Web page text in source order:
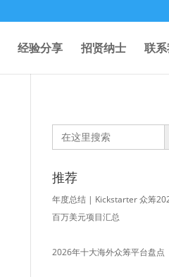
经验分享 招贤纳士 联
Search
for:
推荐
年度总结 | Kickstarter 众筹
百万美元项目汇总
2026年十大海外众筹平台盘点